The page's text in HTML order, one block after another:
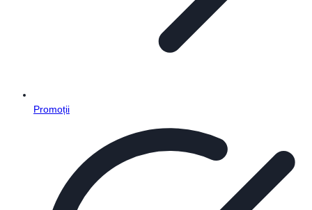
Promoții